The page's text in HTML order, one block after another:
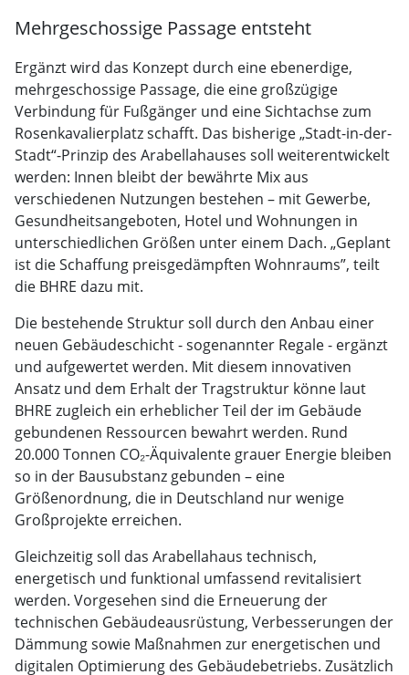
Mehrgeschossige Passage entsteht
Ergänzt wird das Konzept durch eine ebenerdige,
mehrgeschossige Passage, die eine großzügige
Verbindung für Fußgänger und eine Sichtachse zum
Rosenkavalierplatz schafft. Das bisherige „Stadt-in-der-
Stadt“-Prinzip des Arabellahauses soll weiterentwickelt
werden: Innen bleibt der bewährte Mix aus
verschiedenen Nutzungen bestehen – mit Gewerbe,
Gesundheitsangeboten, Hotel und Wohnungen in
unterschiedlichen Größen unter einem Dach. „Geplant
ist die Schaffung preisgedämpften Wohnraums”, teilt
die BHRE dazu mit.
Die bestehende Struktur soll durch den Anbau einer
neuen Gebäudeschicht - sogenannter Regale - ergänzt
und aufgewertet werden. Mit diesem innovativen
Ansatz und dem Erhalt der Tragstruktur könne laut
BHRE zugleich ein erheblicher Teil der im Gebäude
gebundenen Ressourcen bewahrt werden. Rund
20.000 Tonnen CO₂-Äquivalente grauer Energie bleiben
so in der Bausubstanz gebunden – eine
Größenordnung, die in Deutschland nur wenige
Großprojekte erreichen.
Gleichzeitig soll das Arabellahaus technisch,
energetisch und funktional umfassend revitalisiert
werden. Vorgesehen sind die Erneuerung der
technischen Gebäudeausrüstung, Verbesserungen der
Dämmung sowie Maßnahmen zur energetischen und
digitalen Optimierung des Gebäudebetriebs. Zusätzlich